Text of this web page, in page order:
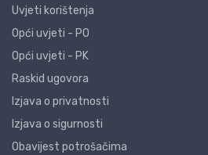
Uvjeti korištenja
Opći uvjeti - PO
Opći uvjeti - PK
Raskid ugovora
Izjava o privatnosti
Izjava o sigurnosti
Obavijest potrošačima